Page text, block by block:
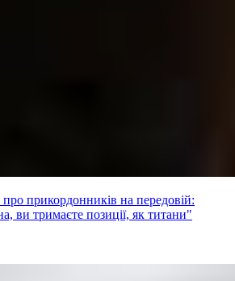
прикордонників на передовій:
ви тримаєте позиції, як титани"